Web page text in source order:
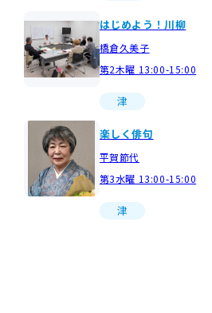
はじめよう！川柳
橋倉久美子
第2木曜 13:00-15:00
津
楽しく俳句
平賀節代
第3水曜 13:00-15:00
津